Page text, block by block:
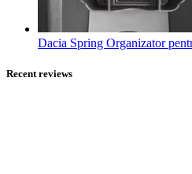
Dacia Spring Organizator
Recent reviews